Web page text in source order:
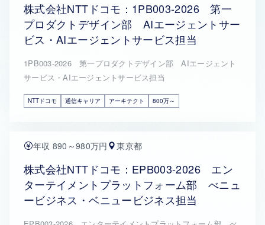
株式会社NTTドコモ：1PB003-2026 第一
プロダクトデザイン部 AIエージェントサー
ビス・AIエージェントサービス担当
1PB003-2026 第一プロダクトデザイン部 AIエージェント
サービス・AIエージェントサービス担当
NTTドコモ 通信キャリア アーキテクト 800万～
年収 890～980万円 東京都
株式会社NTTドコモ：EPB003-2026 エン
ターテイメントプラットフォーム部 べニュ
ービジネス・ベニュービジネス担当